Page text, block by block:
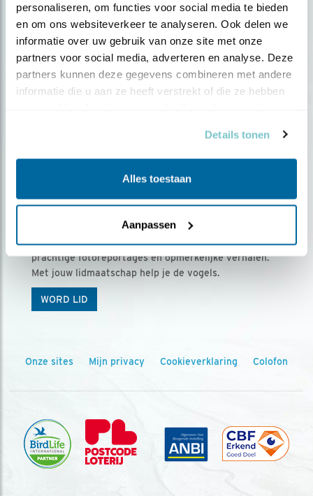
personaliseren, om functies voor social media te bieden
en om ons websiteverkeer te analyseren. Ook delen we
informatie over uw gebruik van onze site met onze
partners voor social media, adverteren en analyse. Deze
partners kunnen deze gegevens combineren met andere
informatie die u aan ze heeft verstrekt of die ze hebben
Details tonen
Alles toestaan
Aanpassen
Ontvang 5 x Vogels voor € 36,00 per jaar
Vogels is het tijdschrift voor onze leden, met
prachtige fotoreportages en opmerkelijke verhalen.
Met jouw lidmaatschap help je de vogels.
WORD LID
Onze sites Mijn privacy Cookieverklaring Colofon